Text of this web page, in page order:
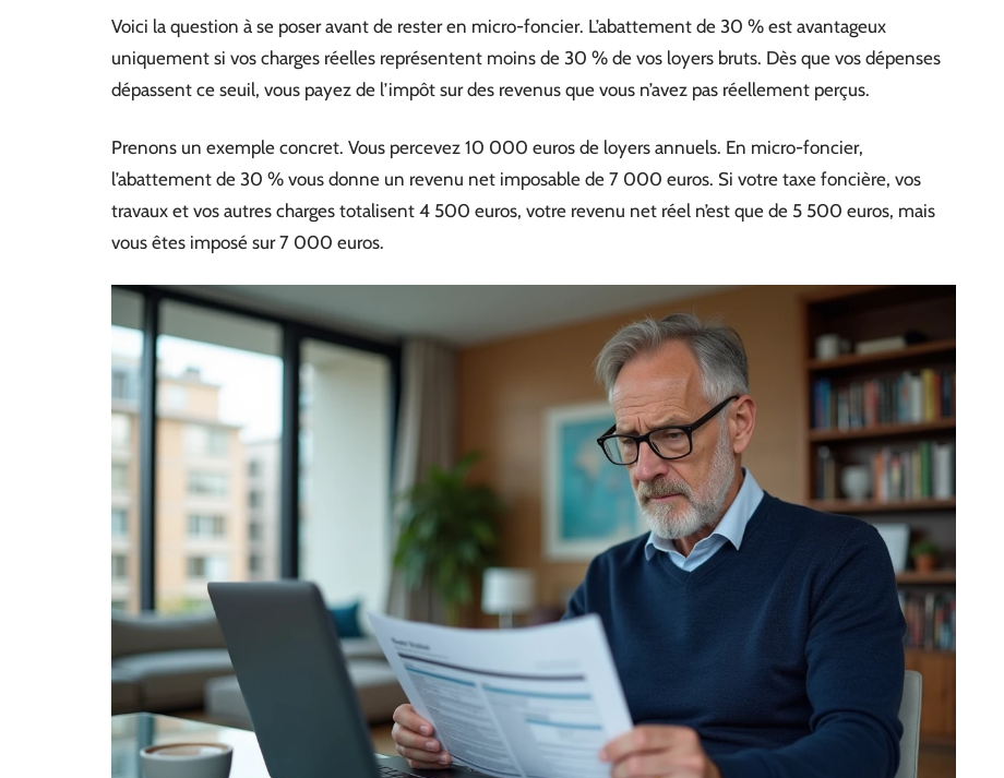
Voici la question à se poser avant de rester en micro-foncier. L’abattement de 30 % est avantageux
uniquement si vos charges réelles représentent moins de 30 % de vos loyers bruts. Dès que vos dépenses
dépassent ce seuil, vous payez de l’impôt sur des revenus que vous n’avez pas réellement perçus.
Prenons un exemple concret. Vous percevez 10 000 euros de loyers annuels. En micro-foncier,
l’abattement de 30 % vous donne un revenu net imposable de 7 000 euros. Si votre taxe foncière, vos
travaux et vos autres charges totalisent 4 500 euros, votre revenu net réel n’est que de 5 500 euros, mais
vous êtes imposé sur 7 000 euros.